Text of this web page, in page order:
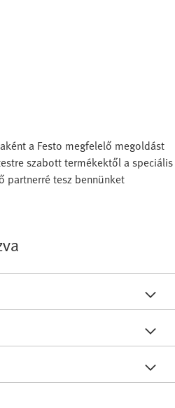
a Festo megfelelő megoldást
szabott termékektől a speciális
partnerré tesz bennünket